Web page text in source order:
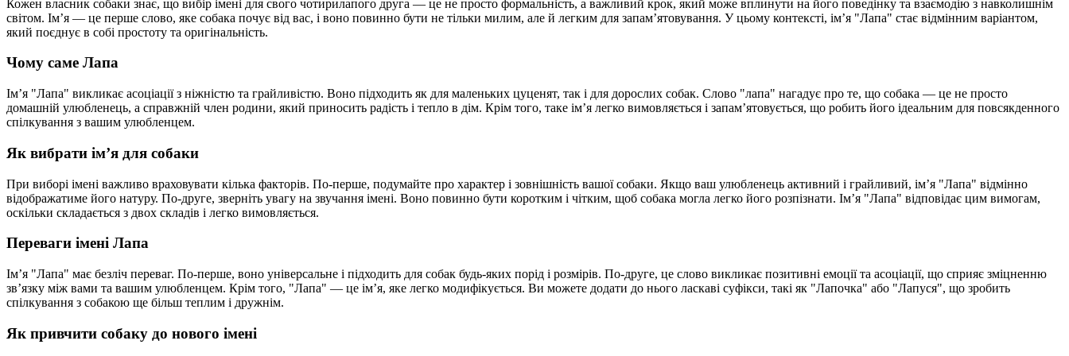
Кожен власник собаки знає, що вибір імені для свого чотирилапого друга — це не просто формальність, а важливий крок, який може вплинути на його поведінку та взаємодію з навколишнім
світом. Ім’я — це перше слово, яке собака почує від вас, і воно повинно бути не тільки милим, але й легким для запам’ятовування. У цьому контексті, ім’я "Лапа" стає відмінним варіантом,
який поєднує в собі простоту та оригінальність.
Чому саме Лапа
Ім’я "Лапа" викликає асоціації з ніжністю та грайливістю. Воно підходить як для маленьких цуценят, так і для дорослих собак. Слово "лапа" нагадує про те, що собака — це не просто
домашній улюбленець, а справжній член родини, який приносить радість і тепло в дім. Крім того, таке ім’я легко вимовляється і запам’ятовується, що робить його ідеальним для повсякденного
спілкування з вашим улюбленцем.
Як вибрати ім’я для собаки
При виборі імені важливо враховувати кілька факторів. По-перше, подумайте про характер і зовнішність вашої собаки. Якщо ваш улюбленець активний і грайливий, ім’я "Лапа" відмінно
відображатиме його натуру. По-друге, зверніть увагу на звучання імені. Воно повинно бути коротким і чітким, щоб собака могла легко його розпізнати. Ім’я "Лапа" відповідає цим вимогам,
оскільки складається з двох складів і легко вимовляється.
Переваги імені Лапа
Ім’я "Лапа" має безліч переваг. По-перше, воно універсальне і підходить для собак будь-яких порід і розмірів. По-друге, це слово викликає позитивні емоції та асоціації, що сприяє зміцненню
зв’язку між вами та вашим улюбленцем. Крім того, "Лапа" — це ім’я, яке легко модифікується. Ви можете додати до нього ласкаві суфікси, такі як "Лапочка" або "Лапуся", що зробить
спілкування з собакою ще більш теплим і дружнім.
Як привчити собаку до нового імені